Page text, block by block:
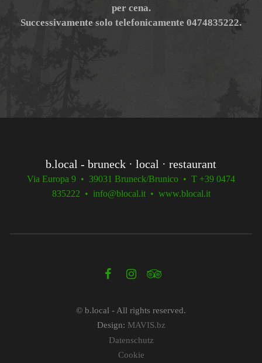
per cena.
Successivamente solo telefonicamente 0474835222.
b.local - bruneck · local · restaurant
Via Europa 9 • 39031 Bruneck/Brunico • T +39 0474
835222 • info@blocal.it • www.blocal.it
© b.local - All rights reserved.
Design: MAVIS.bz
Datenschutz
Cookie